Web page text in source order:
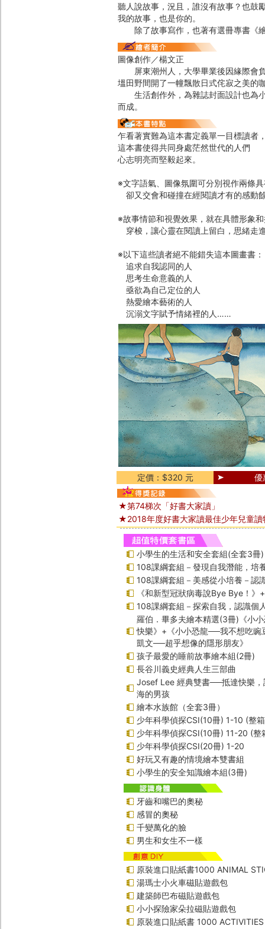
聽人說故事，況且，誰沒有故事？也鼓
我的故事，也是你的。
除了故事寫作，也著有選冊專書《繪
圖像創作／楊文正
屏東潮州人，大學畢業後因緣際會負
塭田野間開了一幢飄散日式侘寂之美的
生活創作外，為雜誌封面設計也為小
而成。
乍看著實難為這本書定義單一目標讀者
這本書使得共同身處茫然世代的人們
心志明亮而堅毅起來。
※文字語氣、圖像氛圍可分別視作兩條
卻又交會和碰撞在經閱讀才有的感動
※故事情節和視覺效果，就在具體形象
穿梭，讓心靈在閱讀上留白，思緒走
※以下這些讀者絕不能錯失這本圖畫書：
追求自我認同的人
思考生命意義的人
亟欲為自己定位的人
熱愛繪本藝術的人
沉溺文字賦予情緒裡的人……
定價：$320 元 優
★第74梯次「好書大家讀」
★2018年度好書大家讀最佳少年兒童讀
小學生的生活和安全套組(全套3冊)
108課綱套組－發現自我潛能，培
108課綱套組－美感從小培養－認
《和新型冠狀病毒說Bye Bye！》
108課綱套組－探索自我，認識個
羅伯．畢多夫繪本精選(3冊)《小
快樂》+《小小恐龍──我不想吃豌
凱文──超乎想像的隱形朋友》
孩子最愛的睡前故事繪本組(2冊)
長谷川義史經典人生三部曲
Josef Lee 經典雙書──抵達快樂，
海的男孩
繪本水族館（全套3冊）
少年科學偵探CSI(10冊) 1-10 (整
少年科學偵探CSI(10冊) 11-20 (整
少年科學偵探CSI(20冊) 1-20
好玩又有趣的情境繪本雙書組
小學生的安全知識繪本組(3冊)
牙齒和嘴巴的奧秘
感冒的奧秘
千變萬化的臉
男生和女生不一樣
原裝進口貼紙書1000 ANIMAL
湯瑪士小火車磁貼遊戲包
建築師巴布磁貼遊戲包
小小探險家朵拉磁貼遊戲包
原裝進口貼紙書 1000 ACTIVITIES